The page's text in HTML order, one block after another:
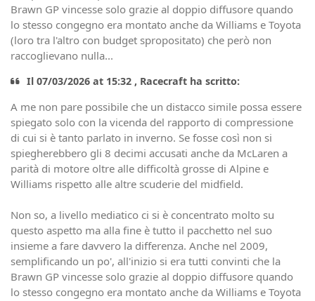
Brawn GP vincesse solo grazie al doppio diffusore quando
lo stesso congegno era montato anche da Williams e Toyota
(loro tra l'altro con budget spropositato) che però non
raccoglievano nulla...
Il 07/03/2026 at 15:32 , Racecraft ha scritto:
A me non pare possibile che un distacco simile possa essere
spiegato solo con la vicenda del rapporto di compressione
di cui si è tanto parlato in inverno. Se fosse così non si
spiegherebbero gli 8 decimi accusati anche da McLaren a
parità di motore oltre alle difficoltà grosse di Alpine e
Williams rispetto alle altre scuderie del midfield.
Non so, a livello mediatico ci si è concentrato molto su
questo aspetto ma alla fine è tutto il pacchetto nel suo
insieme a fare davvero la differenza. Anche nel 2009,
semplificando un po', all'inizio si era tutti convinti che la
Brawn GP vincesse solo grazie al doppio diffusore quando
lo stesso congegno era montato anche da Williams e Toyota